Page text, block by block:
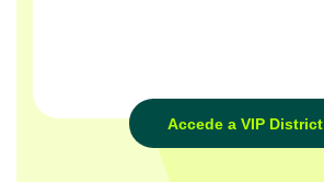
Accede a VIP District